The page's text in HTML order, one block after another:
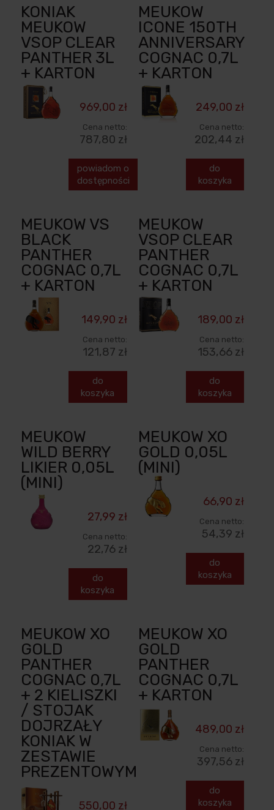
KONIAK
MEUKOW
VSOP CLEAR
PANTHER 3L
+ KARTON
969,00 zł
Cena netto:
787,80 zł
powiadom o
dostępności
MEUKOW
ICONE 150TH
ANNIVERSARY
COGNAC 0,7L
+ KARTON
249,00 zł
Cena netto:
202,44 zł
do
koszyka
MEUKOW VS
BLACK
PANTHER
COGNAC 0,7L
+ KARTON
149,90 zł
Cena netto:
121,87 zł
do
koszyka
MEUKOW
VSOP CLEAR
PANTHER
COGNAC 0,7L
+ KARTON
189,00 zł
Cena netto:
153,66 zł
do
koszyka
MEUKOW
WILD BERRY
LIKIER 0,05L
(MINI)
27,99 zł
Cena netto:
22,76 zł
do
koszyka
MEUKOW XO
GOLD 0,05L
(MINI)
66,90 zł
Cena netto:
54,39 zł
do
koszyka
MEUKOW XO
GOLD
PANTHER
COGNAC 0,7L
+ 2 KIELISZKI
/ STOJAK
DOJRZAŁY
KONIAK W
ZESTAWIE
PREZENTOWYM
550,00 zł
MEUKOW XO
GOLD
PANTHER
COGNAC 0,7L
+ KARTON
489,00 zł
Cena netto:
397,56 zł
do
koszyka